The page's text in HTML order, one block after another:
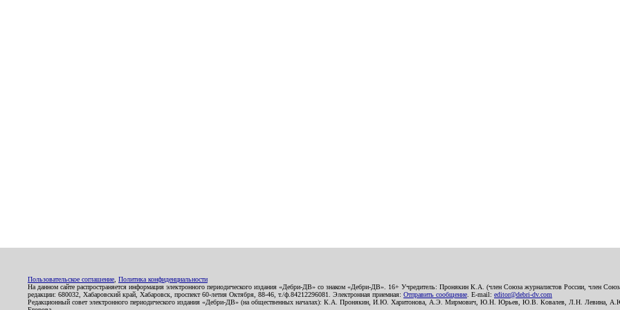
Пользовательское соглашение Политика конфиденциальности
На данном сайте распространяется информация электронного периодического издания «Дебри-ДВ» со знаком «Дебри-ДВ». 16+ Учредитель: Пронякин К.А. (член Союза журналистов России, член
редакции: 680032, Хабаровский край, Хабаровск, проспект 60-летия Октября, 88-46, т./ф.84212296081. Электронная приемная: Отправить сообщение . E-mail: editor@debri-dv.com
Редакционный совет электронного периодического издания «Дебри-ДВ» (на общественных началах): К.А. Пронякин, И.Ю. Харитонова, А.Э. Мирмович, Ю.Н. Юрьев, Ю.В. Ковалев, Л.Н.